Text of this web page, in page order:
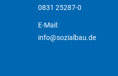
0831 25287-0
E-Mail:
info@sozialbau.de